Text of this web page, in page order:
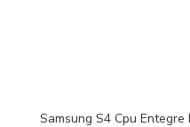
Samsung S4 Cpu Entegre